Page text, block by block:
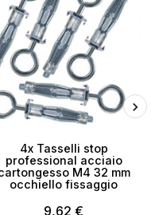
4x Tasselli stop
professional acciaio
M4 32 mm
occhiello fissaggio
9,62 €